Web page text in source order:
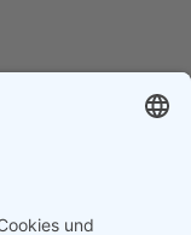
ist, hat bei